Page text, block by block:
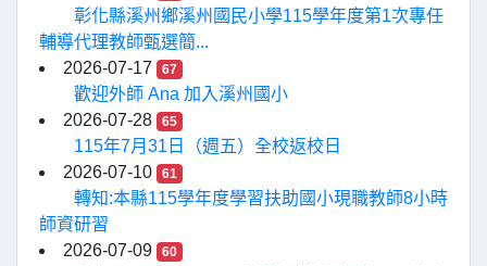
彰化縣溪州鄉溪州國民小學115學年度第1次專任
輔導代理教師甄選簡...
2026-07-17
67
歡迎外師 Ana 加入溪州國小
2026-07-28
65
115年7月31日（週五）全校返校日
2026-07-10
61
轉知:本縣115學年度學習扶助國小現職教師8小時
師資研習
2026-07-09
60